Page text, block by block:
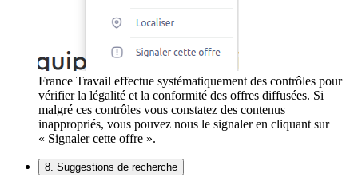
France Travail effectue systématiquement des contrôles pour
vérifier la légalité et la conformité des offres diffusées. Si
malgré ces contrôles vous constatez des contenus
inappropriés, vous pouvez nous le signaler en cliquant sur
« Signaler cette offre ».
8. Suggestions de recherche